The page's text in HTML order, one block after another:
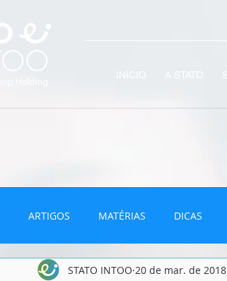
ARTIGOS MATÉRIAS DICAS
INFOGRÁFICO NEWSLETTER VÍDEOS
STATO INTOO 20 de mar. de 2018